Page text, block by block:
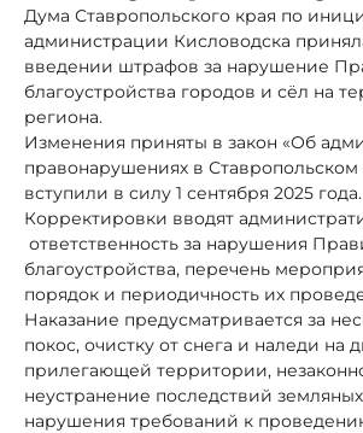
Дума Ставропольского края по
администрации Кисловодска
введении штрафов за нарушение
благоустройства городов и сёл на
региона.
Изменения приняты в закон «Об
правонарушениях в Ставропольском
вступили в силу 1 сентября 2025 года.
Корректировки вводят
ответственность за нарушения
благоустройства, перечень
порядок и периодичность их
Наказание предусматривается за
покос, очистку от снега и наледи на
прилегающей территории,
неустранение последствий земляных
нарушения требований к